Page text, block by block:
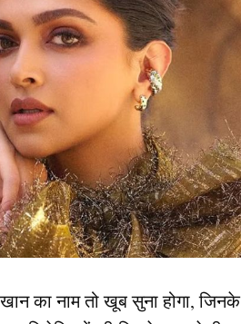
को बैकअप विकेटकीपर के रूप में
स्क्वाड के काबिल नहीं समझा।
यादव और संजू सैमसन का कटा
का नाम तो खूब सुना होगा, जिनके